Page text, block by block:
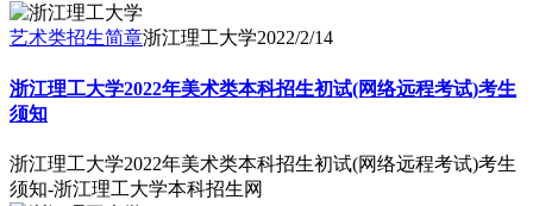
艺术类招生简章浙江理工大学2022/2/14
浙江理工大学2022年美术类本科招生初试(网络远程考试)考生
须知
浙江理工大学2022年美术类本科招生初试(网络远程考试)考生
须知-浙江理工大学本科招生网